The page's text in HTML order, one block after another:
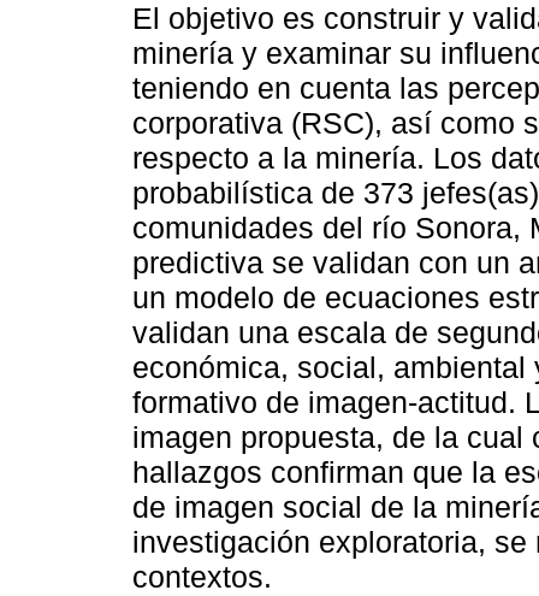
El objetivo es construir y
minería y examinar su
teniendo en cuenta las
corporativa (RSC), así como
respecto a la minería. Los
probabilística de 373
comunidades del río Sonora,
predictiva se validan con un
un modelo de ecuaciones
validan una escala de
económica, social,
formativo de imagen-actitud.
imagen propuesta, de la
hallazgos confirman que la
de imagen social de la
investigación exploratoria,
contextos.